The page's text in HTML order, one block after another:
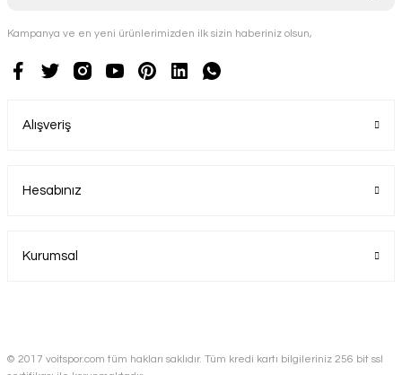
Kampanya ve en yeni ürünlerimizden ilk sizin haberiniz olsun,
Alışveriş
Hesabınız
Kurumsal
© 2017 voitspor.com tüm hakları saklıdır. Tüm kredi kartı bilgileriniz 256 bit ssl